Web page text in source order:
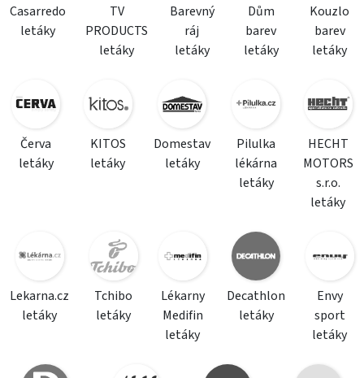
Casarredo
letáky
TV
PRODUCTS
letáky
Barevný
ráj
letáky
Dům
barev
letáky
Kouzlo
barev
letáky
Červa
letáky
KITOS
letáky
Domestav
letáky
Pilulka
lékárna
letáky
HECHT
MOTORS
s.r.o.
letáky
Lekarna.cz
letáky
Tchibo
letáky
Lékarny
Medifin
letáky
Decathlon
letáky
Envy
sport
letáky